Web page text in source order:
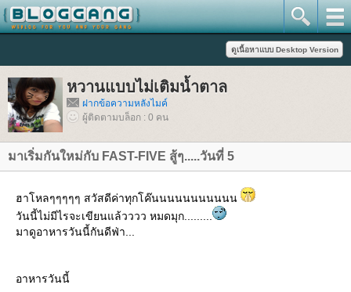
หวานแบบไม่เติมน้ำตาล
ฝากข้อความหลังไมค์
ผู้ติดตามบล็อก : 0 คน
มาเริ่มกันใหม่กับ FAST-FIVE สู้ๆ.....วันที่ 5
ฮาโหลๆๆๆๆๆ สวัสดีค่าทุกโค๊นนนนนนนนนนน
วันนี้ไม่มีไรจะเขียนแล้วววว หมดมุก.........
มาดูอาหารวันนี้กันดีฟ่า...
อาหารวันนี้